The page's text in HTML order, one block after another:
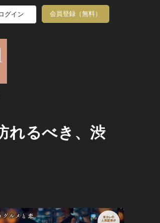
グイン 会員登録（無料）
れるべき、渋